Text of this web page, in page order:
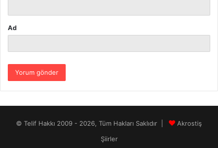
Ad
© Telif Hakkı 2009 - 2026, Tüm Hakları Saklıdır |
Akrostiş
Şiirler